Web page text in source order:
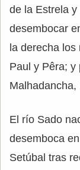
de la Estrela
desembocar
la derecha
Paul y Pêra; y
Malhadancha,
El río Sado
desemboca
Setúbal tras